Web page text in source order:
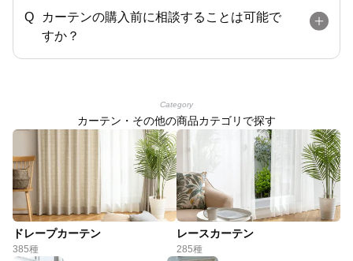
カーテンの購入前に相談することは可能で
すか？
Category
カーテン・その他の商品カテゴリで探す
ドレープカーテン
385種
レースカーテン
285種